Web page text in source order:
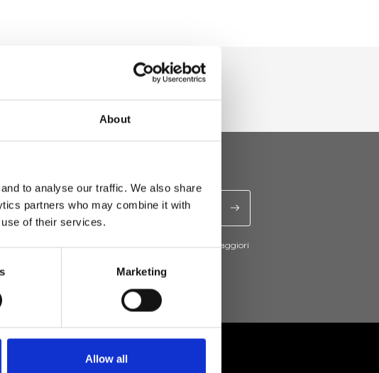
About
to analyse our traffic. We also share
partners who may combine it with
of their services.
Marketing
Allow all
a ricevere novità e promo da Ripani. Per maggiori